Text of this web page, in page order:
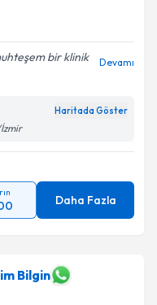
bir klinik
Devamı
Haritada Göster
Daha Fazla
Bilgin